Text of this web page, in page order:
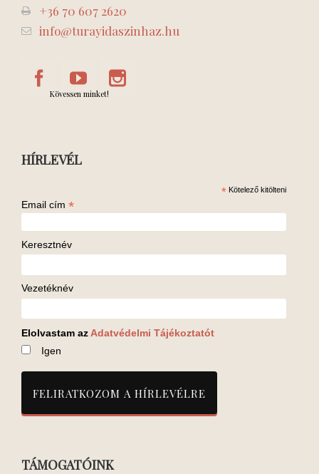
+36 70 607 2620
info@turayidaszinhaz.hu
Kövessen minket!
HÍRLEVÉL
* Kötelező kitölteni
Email cím *
Keresztnév
Vezetéknév
Elolvastam az Adatvédelmi Tájékoztatót
Igen
TÁMOGATÓINK